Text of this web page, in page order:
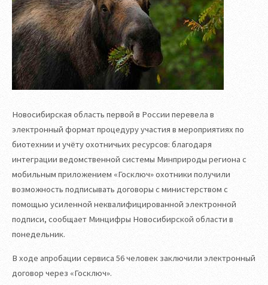
Новосибирская область первой в России перевела в
электронный формат процедуру участия в мероприятиях по
биотехнии и учёту охотничьих ресурсов: благодаря
интеграции ведомственной системы Минприроды региона с
мобильным приложением «Госключ» охотники получили
возможность подписывать договоры с министерством с
помощью усиленной неквалифицированной электронной
подписи, сообщает Минцифры Новосибирской области в
понедельник.
В ходе апробации сервиса 56 человек заключили электронный
договор через «Госключ».